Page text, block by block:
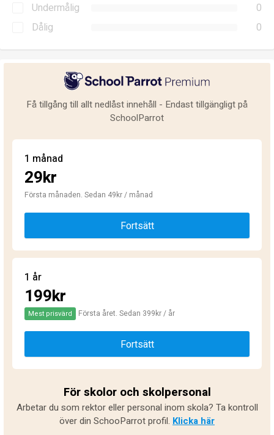
Undermålig
0
Dålig
0
Få tillgång till allt nedlåst innehåll - Endast tillgängligt på
SchoolParrot
1 månad
29kr
Första månaden. Sedan 49kr / månad
Fortsätt
1 år
199kr
Mest prisvärd Första året. Sedan 399kr / år
Fortsätt
För skolor och skolpersonal
Arbetar du som rektor eller personal inom skola? Ta kontroll
över din SchooParrot profil. Klicka här